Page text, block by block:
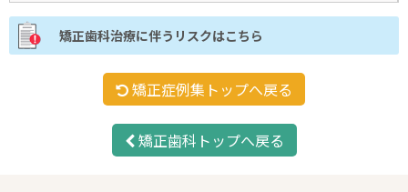
矯正歯科治療に伴うリスクはこちら
矯正症例集トップへ戻る
矯正歯科トップへ戻る